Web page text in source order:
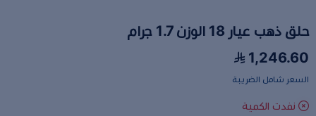
حلق ذهب عيار 18 الوزن 1.7 جرام
1,246.60
السعر شامل الضريبة
نفدت الكمية